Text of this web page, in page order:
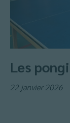
Les
22 janvier 2026